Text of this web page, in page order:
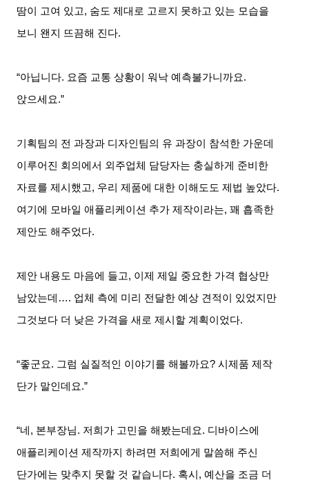
땀이 고여 있고, 숨도 제대로 고르지 못하고 있는 모습을
보니 왠지 뜨끔해 진다.
“아닙니다. 요즘 교통 상황이 워낙 예측불가니까요.
앉으세요.”
기획팀의 전 과장과 디자인팀의 유 과장이 참석한 가운데
이루어진 회의에서 외주업체 담당자는 충실하게 준비한
자료를 제시했고, 우리 제품에 대한 이해도도 제법 높았다.
여기에 모바일 애플리케이션 추가 제작이라는,꽤 흡족한
제안도 해주었다.
제안 내용도 마음에 들고, 이제 제일 중요한 가격 협상만
남았는데 …. 업체 측에 미리 전달한 예상 견적이 있었지만
그것보다 더 낮은 가격을 새로 제시할 계획이었다.
“좋군요. 그럼 실질적인 이야기를 해볼까요?시제품 제작
단가 말인데요.”
“네 , 본부장님. 저희가 고민을 해봤는데요. 디바이스에
애플리케이션 제작까지 하려면 저희에게 말씀해 주신
단가에는 맞추지 못할 것 같습니다. 혹시 ,예산을 조금 더